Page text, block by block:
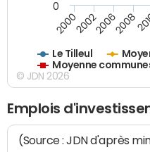
Le Tilleul
Moyenne
2000200220062008
0
© JDN 2026
Emplois
(Source : JDN d'après